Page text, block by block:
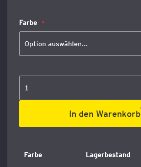
Farbe
In den Warenkorb
Farbe Lagerbestand